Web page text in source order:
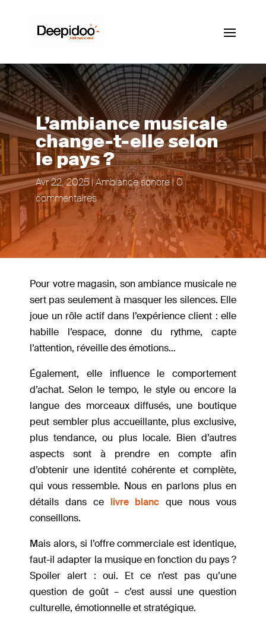
L’ambiance musicale
change-t-elle selon
le pays ?
Avr 22, 2025|Ambiance sonore|0
commentaires
Pour votre magasin, son ambiance musicale ne
sert pas seulement à masquer les silences. Elle
joue un rôle actif dans l’expérience client : elle
habille l’espace, donne du rythme, capte
l’attention, réveille des émotions…
Également, elle influence le comportement
d’achat. Selon le tempo, le style ou encore la
langue des morceaux diffusés, une boutique
peut sembler plus accueillante, plus exclusive,
plus tendance, ou plus locale. Bien d’autres
aspects sont à prendre en compte afin
d’obtenir une identité cohérente et complète,
qui vous ressemble. Nous en parlons plus en
détails dans ce livre blanc que nous vous
conseillons.
Mais alors, si l’offre commerciale est identique,
faut-il adapter la musique en fonction du pays ?
Spoiler alert : oui. Et ce n’est pas qu’une
question de goût – c’est aussi une question
culturelle, émotionnelle et stratégique.